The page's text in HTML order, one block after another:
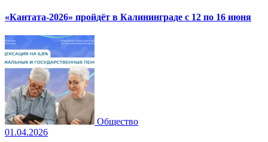
«Кантата-2026» пройдёт в Калининграде с 12 по 16 июня
Общество
01.04.2026